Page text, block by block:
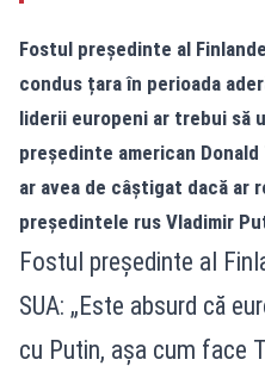
Fostul președinte al
condus țara în perioada
liderii europeni ar trebui să
președinte american
ar avea de câștigat dacă ar
președintele rus Vladimir
Fostul președinte al
SUA: „Este absurd că
cu Putin, aşa cum face